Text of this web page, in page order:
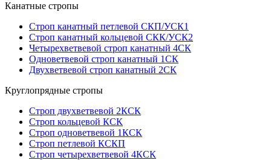
Канатные стропы
Строп канатный петлевой СКП/УСК1
Строп канатный кольцевой СКК/УСК2
Четырехветвевой строп канатный 4СК
Одноветвевой строп канатный 1СК
Двухветвевой строп канатный 2СК
Круглопрядные стропы
Строп двухветвевой 2КСК
Строп кольцевой КСК
Строп одноветвевой 1КСК
Строп петлевой КСКП
Строп четырехветвевой 4КСК